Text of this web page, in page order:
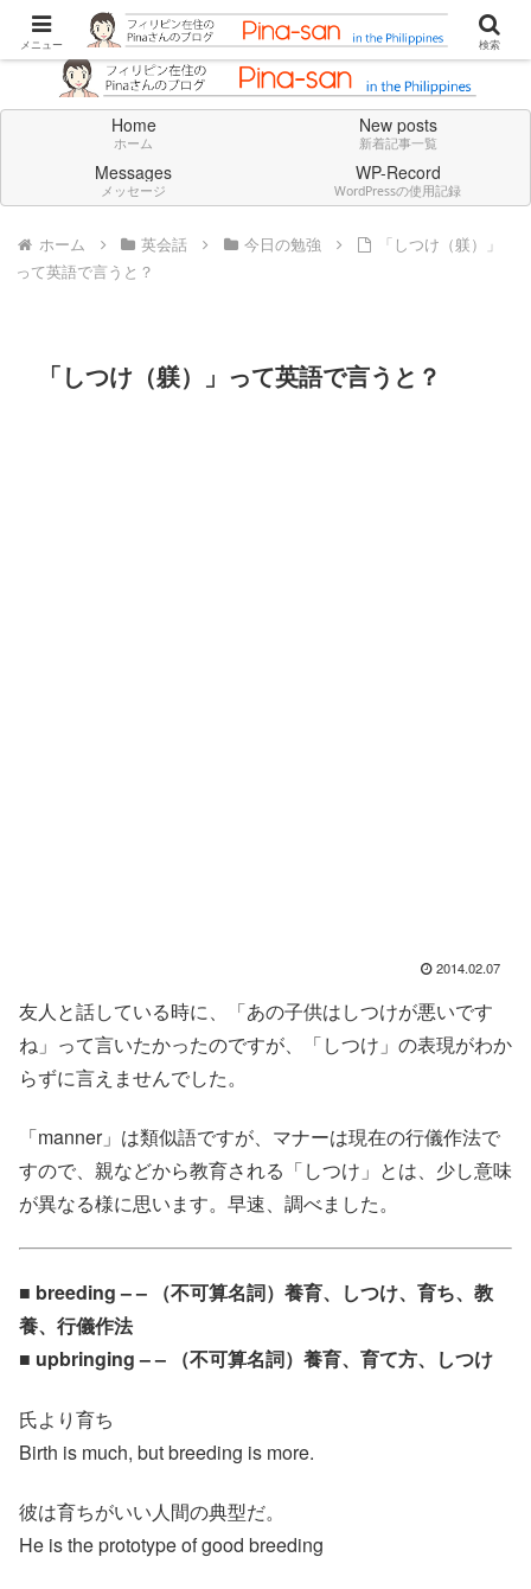
Don't think deeply. Feel always in English.
Home
ホーム
New posts
新着記事一覧
Messages
メッセージ
WP-Record
WordPressの使用記録
ホーム 英会話 今日の勉強
「しつけ（躾）」
って英語で言うと？
「しつけ（躾）」って英語で言うと？
2014.02.07
友人と話している時に、「あの子供はしつけが悪いです
ね」って言いたかったのですが、「しつけ」の表現がわか
らずに言えませんでした。
「manner」は類似語ですが、マナーは現在の行儀作法で
すので、親などから教育される「しつけ」とは、少し意味
が異なる様に思います。早速、調べました。
■ breeding – – （不可算名詞）養育、しつけ、育ち、教
養、行儀作法
■ upbringing – – （不可算名詞）養育、育て方、しつけ
氏より育ち
Birth is much, but breeding is more.
彼は育ちがいい人間の典型だ。
He is the prototype of good breeding
メニュー 検索